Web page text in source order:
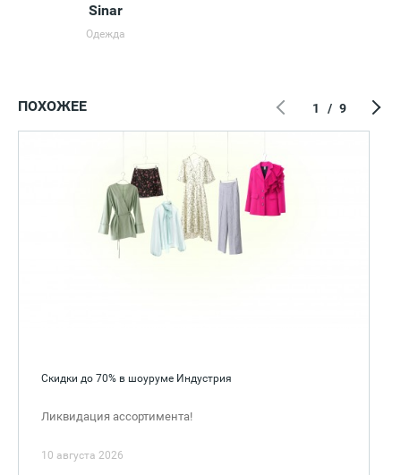
Sinar
Одежда
ПОХОЖЕЕ
Скидки до 70% в шоуруме Индустрия
Ликвидация ассортимента!
10 августа 2026
1 / 9